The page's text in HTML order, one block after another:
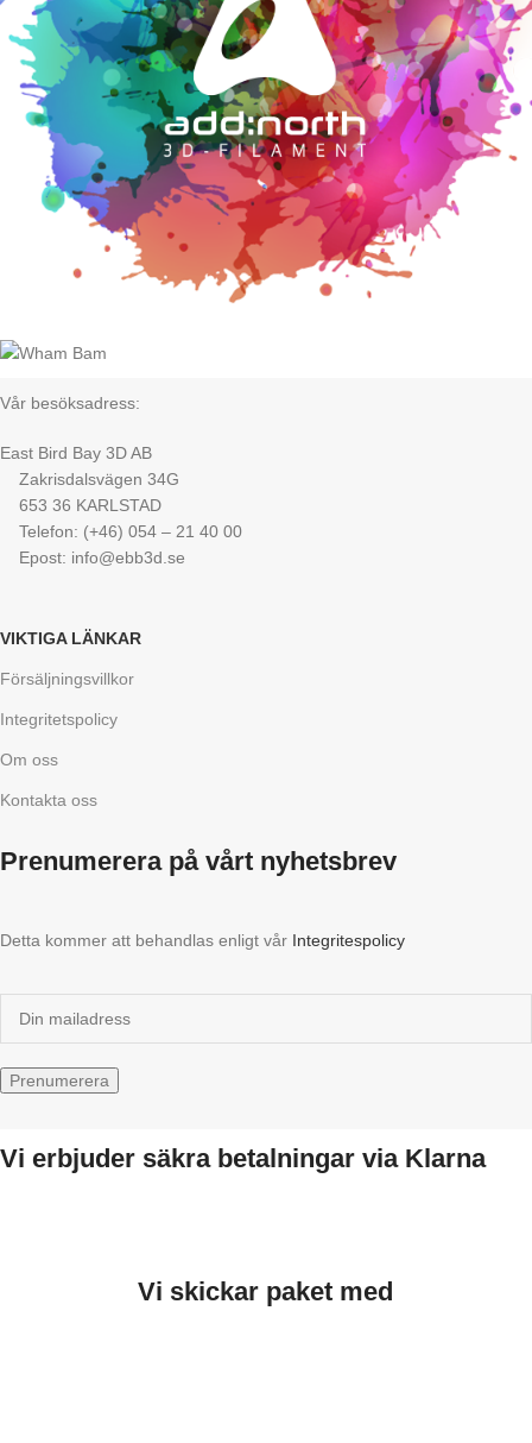
Vår besöksadress:
East Bird Bay 3D AB
Zakrisdalsvägen 34G
653 36 KARLSTAD
Telefon: (+46) 054 – 21 40 00
Epost: info@ebb3d.se
VIKTIGA LÄNKAR
Försäljningsvillkor
Integritetspolicy
Om oss
Kontakta oss
Prenumerera på vårt nyhetsbrev
Detta kommer att behandlas enligt vår Integritespolicy
Vi erbjuder säkra betalningar via Klarna
Vi skickar paket med